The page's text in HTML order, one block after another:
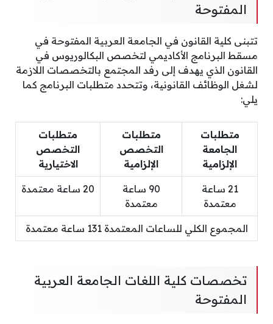
المفتوحة
تتبنى كلية القانون في الجامعة العربية المفتوحة في
مسقط البرنامج الأكاديمي لتخصص البكالوريوس في
القانون الذي يهدف إلى رفد المجتمع بالتخصصات اللازمة
لشغل الوظائف القانونية، وتتحدد متطلبات البرنامج كما
يلي:
متطلبات
الجامعة
الإلزامية
متطلبات
التخصص
الإلزامية
متطلبات
التخصص
الاختيارية
21 ساعة
معتمدة
90 ساعة
معتمدة
20 ساعة معتمدة
المجموع الكلي للساعات المعتمدة 131 ساعة معتمدة
تخصصات كلية اللغات الجامعة العربية
المفتوحة